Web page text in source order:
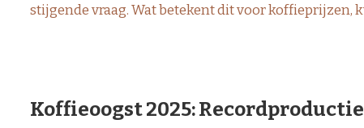
stijgende vraag. Wat betekent dit voor
Koffieoogst 2025: